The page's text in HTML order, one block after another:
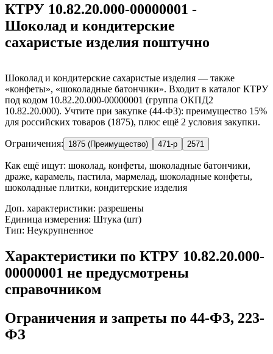
КТРУ 10.82.20.000-00000001 -
Шоколад и кондитерские
сахаристые изделия поштучно
Шоколад и кондитерские сахаристые изделия — также
«конфеты», «шоколадные батончики». Входит в каталог КТРУ
под кодом 10.82.20.000-00000001 (группа ОКПД2
10.82.20.000). Учтите при закупке (44-ФЗ): преимущество 15%
для российских товаров (1875), плюс ещё 2 условия закупки.
Ограничения: 1875 (Преимущество) 471-р 2571
Как ещё ищут: шоколад, конфеты, шоколадные батончики,
драже, карамель, пастила, мармелад, шоколадные конфеты,
шоколадные плитки, кондитерские изделия
Доп. характеристики: разрешены
Единица измерения: Штука (шт)
Тип: Неукрупненное
Характеристики по КТРУ 10.82.20.000-
00000001 не предусмотрены
справочником
Ограничения и запреты по 44-ФЗ, 223-
ФЗ